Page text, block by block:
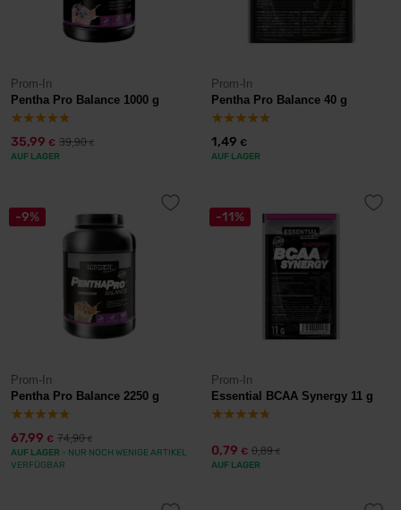
Prom-In
Pentha Pro Balance 1000 g
35,99 € 39,90€
AUF LAGER
Prom-In
Pentha Pro Balance 40 g
1,49 €
AUF LAGER
-9%
Prom-In
Pentha Pro Balance 2250 g
67,99 € 74,90€
AUF LAGER - NUR NOCH WENIGE ARTIKEL
VERFÜGBAR
-11%
Prom-In
Essential BCAA Synergy 11 g
0,79 € 0,89€
AUF LAGER